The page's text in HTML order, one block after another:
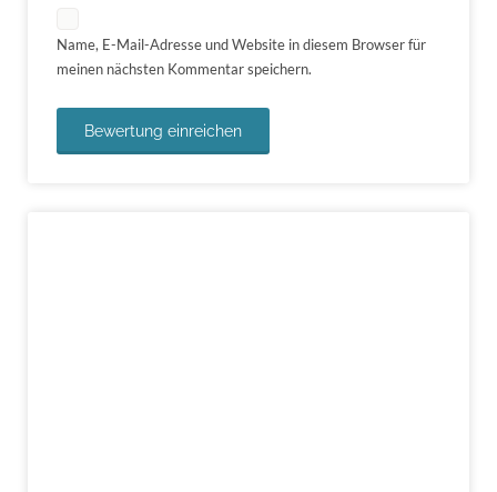
Name, E-Mail-Adresse und Website in diesem Browser für
meinen nächsten Kommentar speichern.